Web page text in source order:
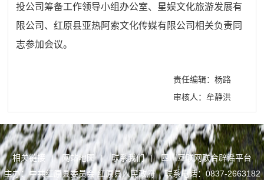
投公司筹备工作领导小组办公室、星娱文化旅游发展有
限公司、红原县亚热阿索文化传媒有限公司相关负责同
志参加会议。
责任编辑：杨路
审核人：牟静洪
相关链接 | 网站地图 | 联系我们 |
四川互联网联合辟谣平台
主办：中共红原县委员会 红原县人民政府 联系电话：0837-2663182